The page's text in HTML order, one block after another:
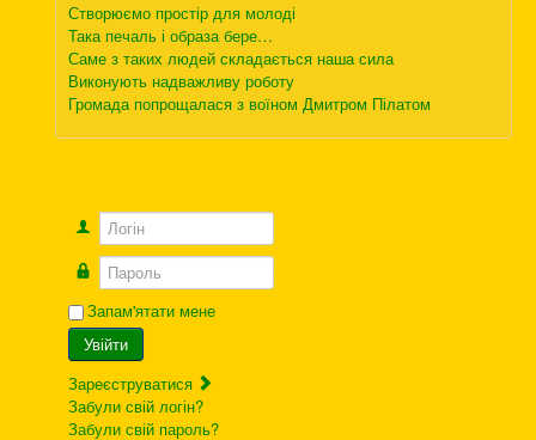
Створюємо простір для молоді
Така печаль і образа бере…
Саме з таких людей складається наша сила
Виконують надважливу роботу
Громада попрощалася з воїном Дмитром Пілатом
Логін
Пароль
Запам'ятати мене
Увійти
Зареєструватися
Забули свій логін?
Забули свій пароль?